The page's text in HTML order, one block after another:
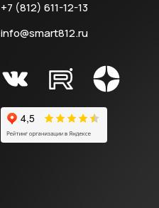
+7 (812) 611-12-13
info@smart812.ru